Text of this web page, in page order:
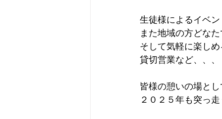
生徒様によるイベ
また地域の方どな
そして気軽に楽し
貸切営業など、、、
皆様の憩いの場と
２０２５年も突っ